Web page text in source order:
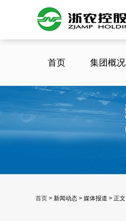
首页 集团概况
首页 > 新闻动态 > 媒体报道 > 正文